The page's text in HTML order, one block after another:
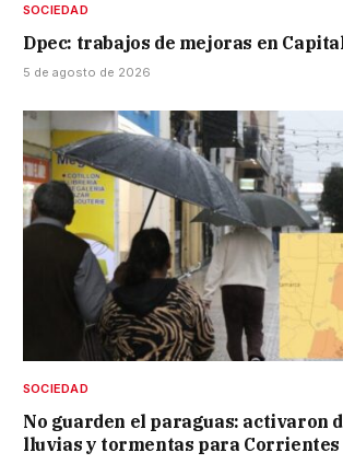
SOCIEDAD
Dpec: trabajos de mejoras en
5 de agosto de 2026
SOCIEDAD
No guarden el paraguas: activaron
lluvias y tormentas para Corrientes